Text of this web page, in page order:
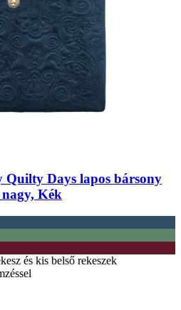
Quilty Days lapos bársony
Kék
és kis belső rekeszek